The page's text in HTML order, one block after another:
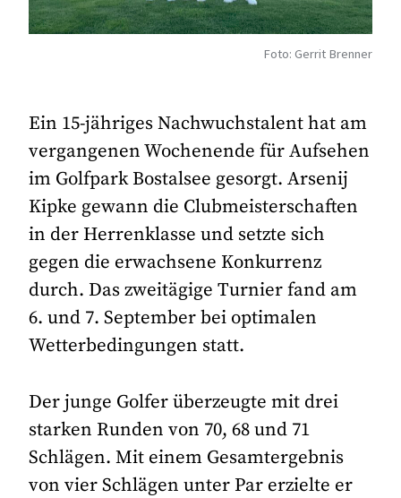
Foto: Gerrit Brenner
Ein 15-jähriges Nachwuchstalent hat am
vergangenen Wochenende für Aufsehen
im Golfpark Bostalsee gesorgt. Arsenij
Kipke gewann die Clubmeisterschaften
in der Herrenklasse und setzte sich
gegen die erwachsene Konkurrenz
durch. Das zweitägige Turnier fand am
6. und 7. September bei optimalen
Wetterbedingungen statt.
Der junge Golfer überzeugte mit drei
starken Runden von 70, 68 und 71
Schlägen. Mit einem Gesamtergebnis
von vier Schlägen unter Par erzielte er